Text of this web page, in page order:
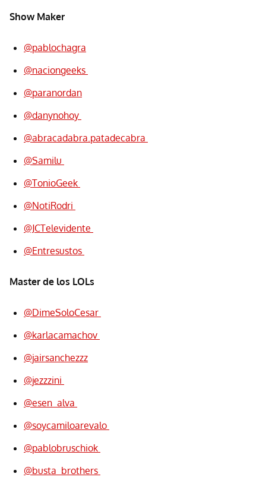
Show Maker
@pablochagra
@naciongeeks
@paranordan
@danynohoy
@abracadabra.patadecabra
@Samilu
@TonioGeek
@NotiRodri
@JCTelevidente
@Entresustos
Master de los LOLs
@DimeSoloCesar
@karlacamachov
@jairsanchezzz
@jezzzini
@esen_alva
@soycamiloarevalo
@pablobruschiok
@busta_brothers